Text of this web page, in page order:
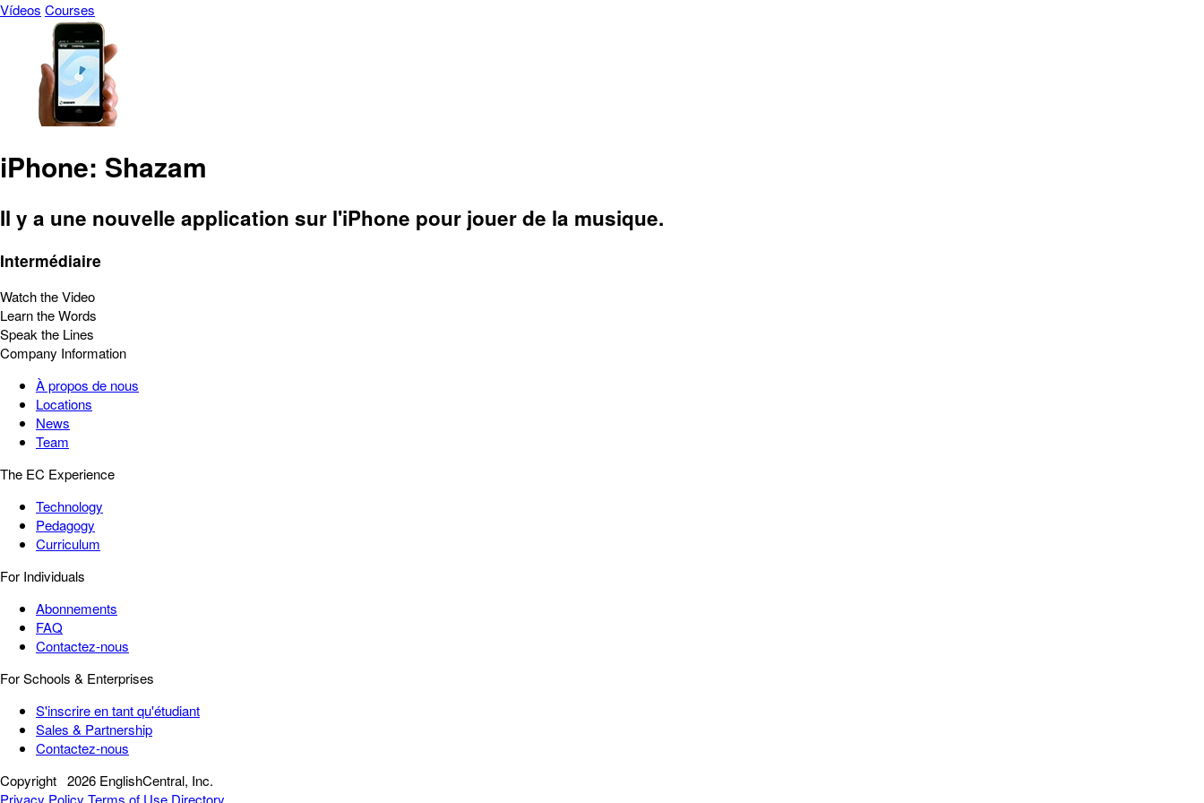
Vídeos Courses
iPhone: Shazam
Il y a une nouvelle application sur l'iPhone pour jouer de la musique.
Intermédiaire
Watch the Video
Learn the Words
Speak the Lines
Company Information
À propos de nous
Locations
News
Team
The EC Experience
Technology
Pedagogy
Curriculum
For Individuals
Abonnements
FAQ
Contactez-nous
For Schools & Enterprises
S'inscrire en tant qu'étudiant
Sales & Partnership
Contactez-nous
Copyright 2026 EnglishCentral, Inc.